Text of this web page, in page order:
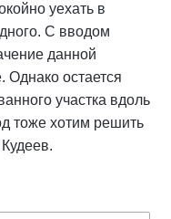
уехать в
С вводом
данной
Однако остается
участка вдоль
тоже хотим решить